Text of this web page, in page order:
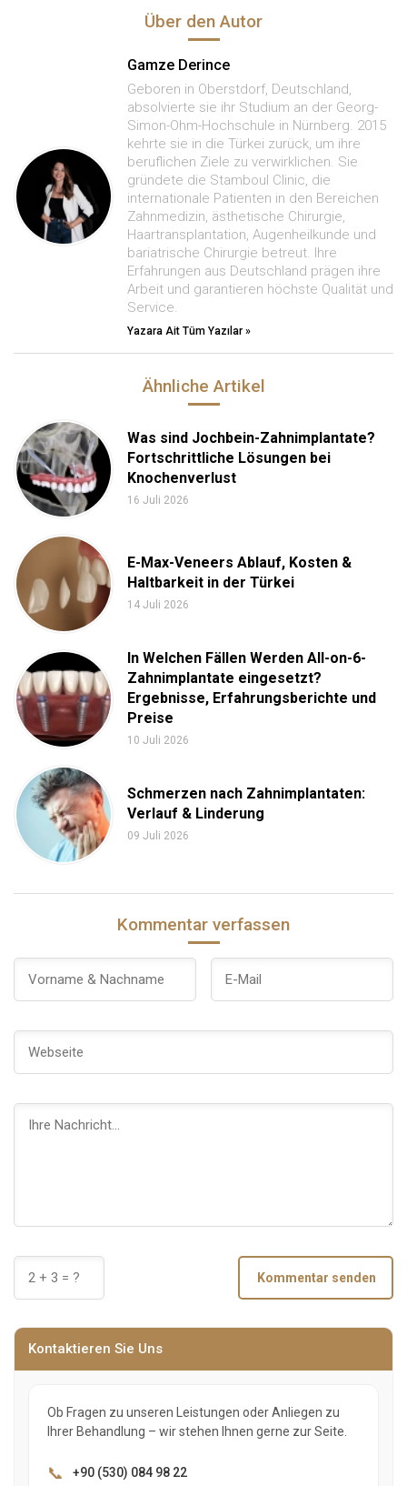
Über den Autor
Gamze Derince
Geboren in Oberstdorf, Deutschland,
absolvierte sie ihr Studium an der Georg-
Simon-Ohm-Hochschule in Nürnberg. 2015
kehrte sie in die Türkei zurück, um ihre
beruflichen Ziele zu verwirklichen. Sie
gründete die Stamboul Clinic, die
internationale Patienten in den Bereichen
Zahnmedizin, ästhetische Chirurgie,
Haartransplantation, Augenheilkunde und
bariatrische Chirurgie betreut. Ihre
Erfahrungen aus Deutschland prägen ihre
Arbeit und garantieren höchste Qualität und
Service.
Yazara Ait Tüm Yazılar »
Ähnliche Artikel
Was sind Jochbein-Zahnimplantate?
Fortschrittliche Lösungen bei
Knochenverlust
16 Juli 2026
E-Max-Veneers Ablauf, Kosten &
Haltbarkeit in der Türkei
14 Juli 2026
In Welchen Fällen Werden All-on-6-
Zahnimplantate eingesetzt?
Ergebnisse, Erfahrungsberichte und
Preise
10 Juli 2026
Schmerzen nach Zahnimplantaten:
Verlauf & Linderung
09 Juli 2026
Kommentar verfassen
Kommentar senden
Kontaktieren Sie Uns
Ob Fragen zu unseren Leistungen oder Anliegen zu
Ihrer Behandlung – wir stehen Ihnen gerne zur Seite.
📞 +90 (530) 084 98 22